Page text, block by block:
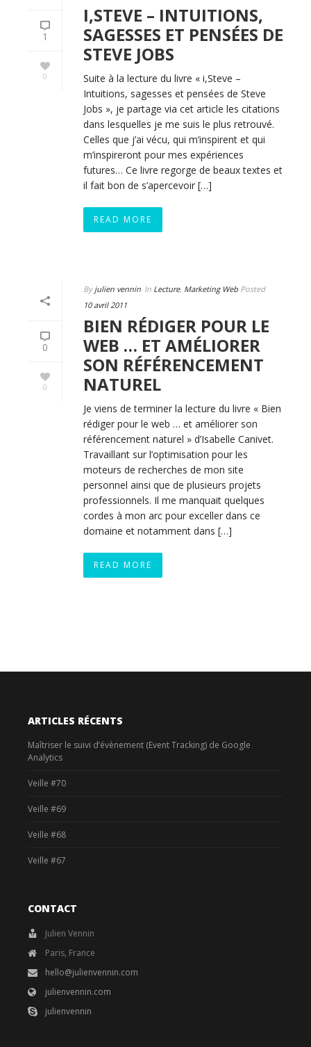
1
0
I,STEVE – INTUITIONS,
SAGESSES ET PENSÉES DE
STEVE JOBS
Suite à la lecture du livre « i,Steve –
Intuitions, sagesses et pensées de Steve
Jobs », je partage via cet article les citations
dans lesquelles je me suis le plus retrouvé.
Celles que j’ai vécu, qui m’inspirent et qui
m’inspireront pour mes expériences
futures… Ce livre regorge de beaux textes et
il fait bon de s’apercevoir […]
READ MORE
0
0
By julien vennin In Lecture, Marketing Web Posted
10 avril 2011
BIEN RÉDIGER POUR LE
WEB … ET AMÉLIORER
SON RÉFÉRENCEMENT
NATUREL
Je viens de terminer la lecture du livre « Bien
rédiger pour le web … et améliorer son
référencement naturel » d’Isabelle Canivet.
Travaillant sur l’optimisation pour les
moteurs de recherches de mon site
personnel ainsi que de plusieurs projets
professionnels. Il me manquait quelques
cordes à mon arc pour exceller dans ce
domaine et notamment dans […]
READ MORE
ARTICLES RÉCENTS
Maîtriser le suivi d’évènement (Event Tracking) de Google
Analytics
Veille #70
Veille #69
Veille #68
Veille #67
CONTACT
Julien Vennin
Paris, France
hello@julienvennin.com
julienvennin.com
julienvennin